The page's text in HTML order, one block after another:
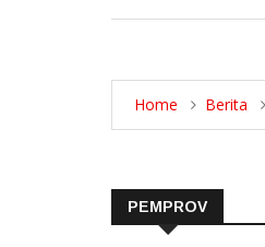
Home Berita
PEMPROV